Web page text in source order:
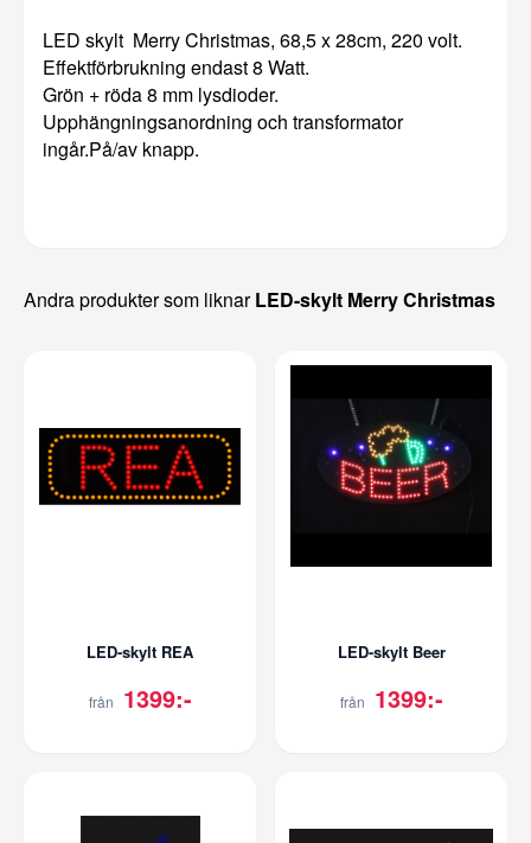
LED skylt Merry Christmas, 68,5 x 28cm, 220 volt.
Effektförbrukning endast 8 Watt.
Grön + röda 8 mm lysdioder.
Upphängningsanordning och transformator
ingår.På/av knapp.
Andra produkter som liknarLED-skylt Merry Christmas
LED-skylt REA
från 1399:-
LED-skylt Beer
från 1399:-